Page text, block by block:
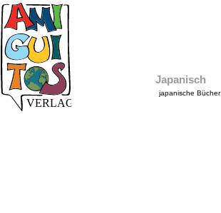
Japanisch
japanische Bücher